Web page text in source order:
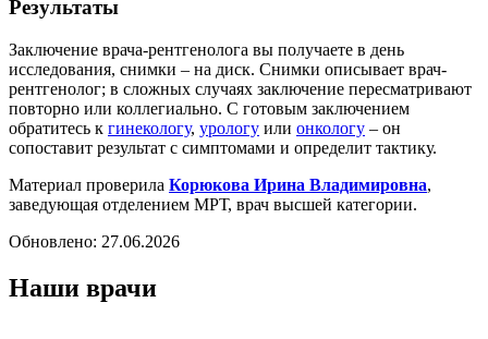
Результаты
Заключение врача-рентгенолога вы получаете в день
исследования, снимки – на диск. Снимки описывает врач-
рентгенолог; в сложных случаях заключение пересматривают
повторно или коллегиально. С готовым заключением
обратитесь к гинекологу, урологу или онкологу – он
сопоставит результат с симптомами и определит тактику.
Материал проверила Корюкова Ирина Владимировна,
заведующая отделением МРТ, врач высшей категории.
Обновлено: 27.06.2026
Наши врачи